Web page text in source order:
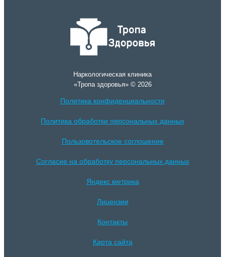
Наркологическая клиника
«Тропа здоровья» © 2026
Политика конфиденциальности
Политика обработки персональных данных
Пользовотельское соглошение
Согласие на обработку персональных данных
Яндекс метрика
Лицензии
Контакты
Карта сайта